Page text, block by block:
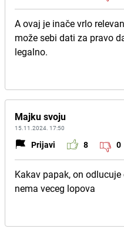
A ovaj je inače vrlo
može sebi dati za pravo
legalno.
Majku svoju
15.11.2024. 17:50
Prijavi 8 0
Kakav papak, on
nema veceg lopova